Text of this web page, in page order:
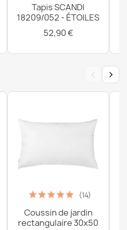
Tapis SCANDI
18209/052 - ÉTOILES
52,90 €
‹ ›
(14)
Coussin de jardin
rectangulaire 30x50